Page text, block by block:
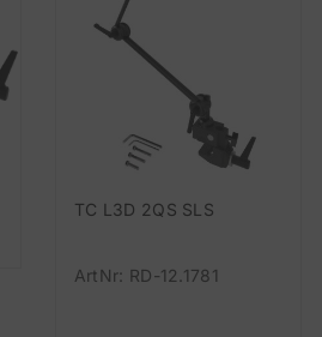
TC L3D 2QS SLS
ArtNr: RD-12.1781